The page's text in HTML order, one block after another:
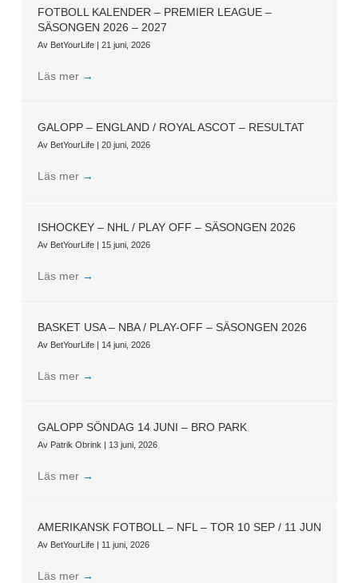
FOTBOLL KALENDER – PREMIER LEAGUE –
SÄSONGEN 2026 – 2027
Av BetYourLife | 21 juni, 2026
Läs mer →
GALOPP – ENGLAND / ROYAL ASCOT – RESULTAT
Av BetYourLife | 20 juni, 2026
Läs mer →
ISHOCKEY – NHL / PLAY OFF – SÄSONGEN 2026
Av BetYourLife | 15 juni, 2026
Läs mer →
BASKET USA – NBA / PLAY-OFF – SÄSONGEN 2026
Av BetYourLife | 14 juni, 2026
Läs mer →
GALOPP SÖNDAG 14 JUNI – BRO PARK
Av Patrik Obrink | 13 juni, 2026
Läs mer →
AMERIKANSK FOTBOLL – NFL – TOR 10 SEP / 11 JUN
Av BetYourLife | 11 juni, 2026
Läs mer →